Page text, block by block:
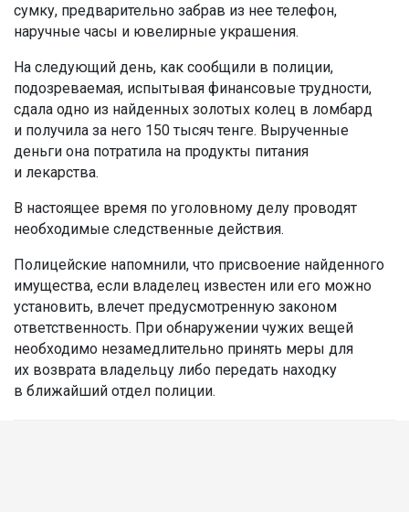
сумку, предварительно забрав из нее телефон,
наручные часы и ювелирные украшения.
На следующий день, как сообщили в полиции,
подозреваемая, испытывая финансовые трудности,
сдала одно из найденных золотых колец в ломбард
и получила за него 150 тысяч тенге. Вырученные
деньги она потратила на продукты питания
и лекарства.
В настоящее время по уголовному делу проводят
необходимые следственные действия.
Полицейские напомнили, что присвоение найденного
имущества, если владелец известен или его можно
установить, влечет предусмотренную законом
ответственность. При обнаружении чужих вещей
необходимо незамедлительно принять меры для
их возврата владельцу либо передать находку
в ближайший отдел полиции.